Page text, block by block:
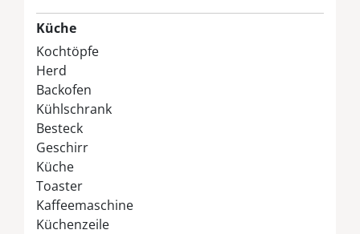
Küche
Kochtöpfe
Herd
Backofen
Kühlschrank
Besteck
Geschirr
Küche
Toaster
Kaffeemaschine
Küchenzeile